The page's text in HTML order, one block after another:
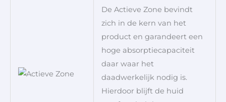
De Actieve Zone bevindt
zich in de kern van het
product en garandeert een
hoge absorptiecapaciteit
daar waar het
daadwerkelijk nodig is.
Hierdoor blijft de huid